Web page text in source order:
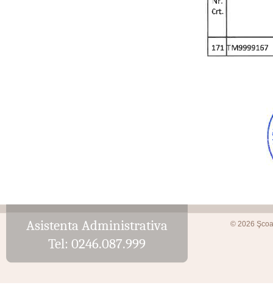
Asistenta Administrativa
Tel: 0246.087.999
© 2026